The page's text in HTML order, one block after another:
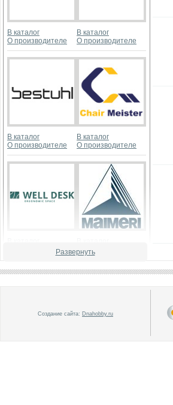
В каталог
О производителе
В каталог
О производителе
В каталог
О производителе
В каталог
О производителе
О производителе
О производителе
Развернуть
Создание сайта: Dnahobby.ru